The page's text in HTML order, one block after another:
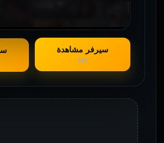
سيرفر مشاهدة
HD